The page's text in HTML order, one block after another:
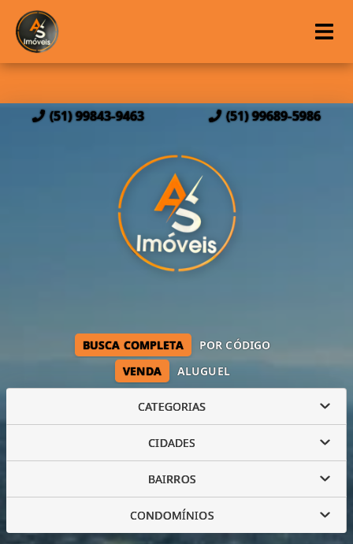
(51) 99843-9463 (51) 99689-5986
VENDA ALUGUEL
BUSCA COMPLETA POR CÓDIGO
CATEGORIAS
CIDADES
BAIRROS
CONDOMÍNIOS